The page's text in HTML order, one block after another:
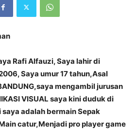
Rafi Alfauzi, Saya lahir di
Saya umur 17 tahun,Asal
mengambil jurusan
VISUAL saya kini duduk di
saya adalah bermain Sepak
catur,Menjadi pro player game